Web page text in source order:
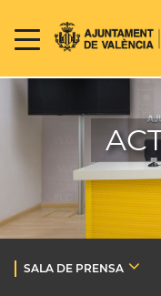
SALA DE PRENSA